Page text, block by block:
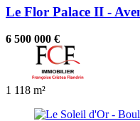
Le Flor Palace II -
6 500 000 €
1 118 m²